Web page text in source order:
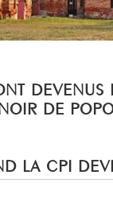
DEVENUS
DE
LA CPI